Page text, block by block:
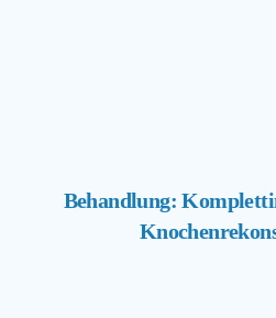
Behandlung: